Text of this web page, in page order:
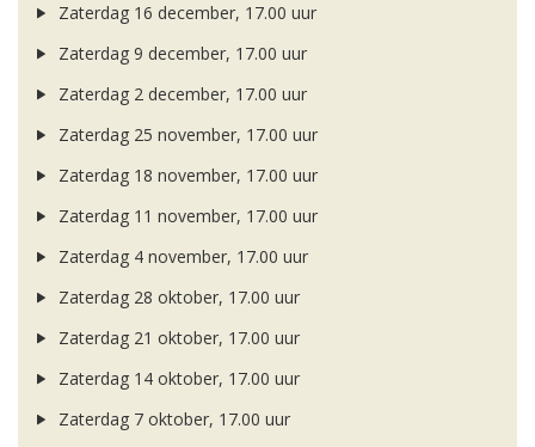
Zaterdag 16 december, 17.00 uur
Zaterdag 9 december, 17.00 uur
Zaterdag 2 december, 17.00 uur
Zaterdag 25 november, 17.00 uur
Zaterdag 18 november, 17.00 uur
Zaterdag 11 november, 17.00 uur
Zaterdag 4 november, 17.00 uur
Zaterdag 28 oktober, 17.00 uur
Zaterdag 21 oktober, 17.00 uur
Zaterdag 14 oktober, 17.00 uur
Zaterdag 7 oktober, 17.00 uur